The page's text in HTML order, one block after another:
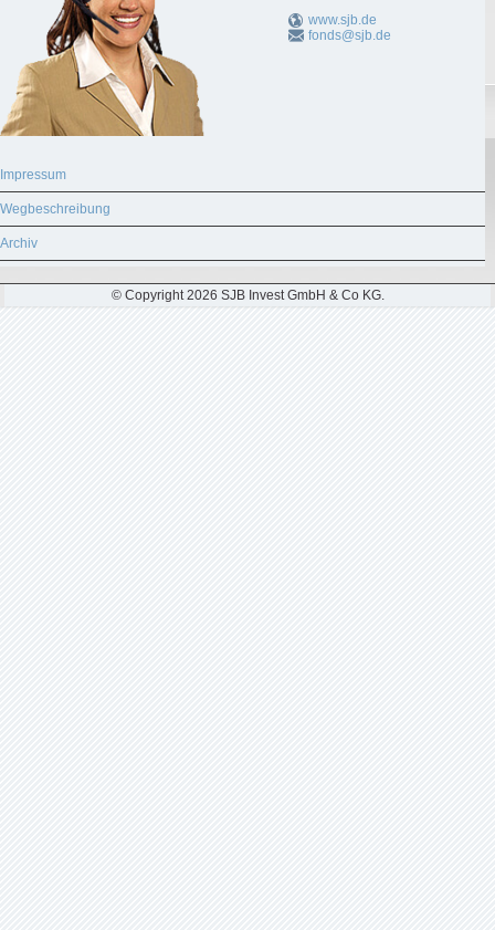
www.sjb.de
fonds@sjb.de
Impressum
Wegbeschreibung
Archiv
© Copyright 2026 SJB Invest GmbH & Co KG.